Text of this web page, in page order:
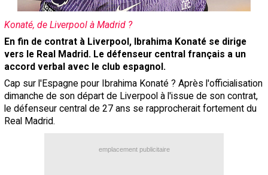
Konaté, de Liverpool à Madrid ?
En fin de contrat à Liverpool, Ibrahima Konaté se dirige
vers le Real Madrid. Le défenseur central français a un
accord verbal avec le club espagnol.
Cap sur l'Espagne pour Ibrahima Konaté ? Après l'officialisation
dimanche de son départ de Liverpool à l'issue de son contrat,
le défenseur central de 27 ans se rapprocherait fortement du
Real Madrid.
emplacement publicitaire
Paramètrages / Options
Contact / Signaler un bug
Recrutement Maxifoot
Mentions légales
site web Maxifoot.fr